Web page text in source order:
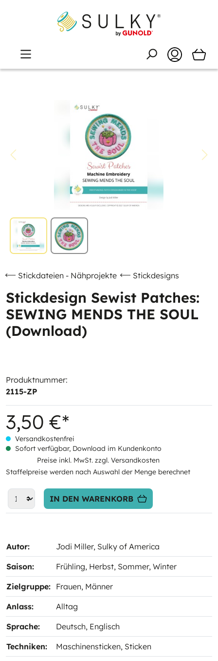
Stickdateien - Nähprojekte Stickdesigns
Stickdesign Sewist Patches:
SEWING MENDS THE SOUL
(Download)
Produktnummer:
2115-ZP
3,50 €*
Versandkostenfrei
Sofort verfügbar, Download im Kundenkonto
Preise inkl. MwSt. zzgl. Versandkosten
Staffelpreise werden nach Auswahl der Menge berechnet
IN DEN WARENKORB
Autor: Jodi Miller, Sulky of America
Saison: Frühling, Herbst, Sommer, Winter
Zielgruppe: Frauen, Männer
Anlass: Alltag
Sprache: Deutsch, Englisch
Techniken: Maschinensticken, Sticken